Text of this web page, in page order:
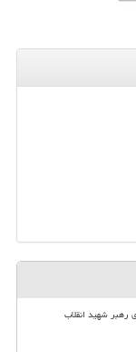
رهبر شهید انقلاب